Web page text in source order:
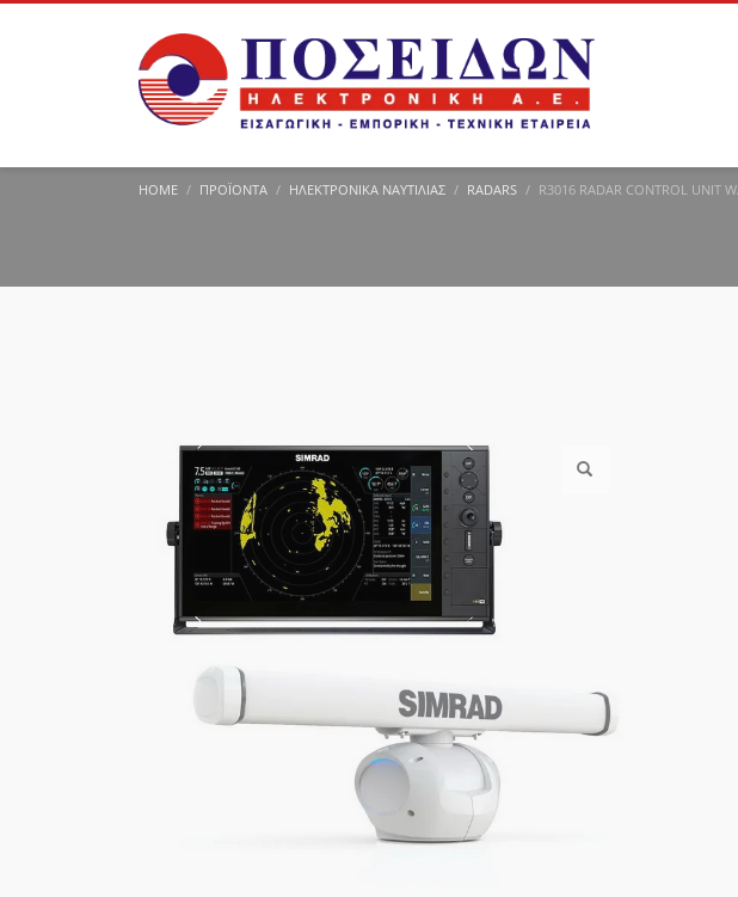
HOME ΠΡΟΪΌΝΤΑ ΗΛΕΚΤΡΟΝΙΚΆ ΝΑΥΤΙΛΊΑΣ RADARS R3016 RADAR CONTROL UNIT